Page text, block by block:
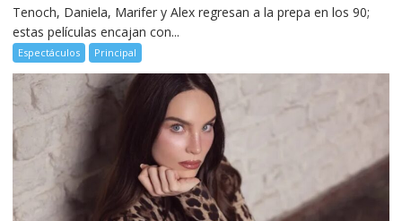
Tenoch, Daniela, Marifer y Alex regresan a la prepa en los 90;
estas películas encajan con...
Espectáculos Principal